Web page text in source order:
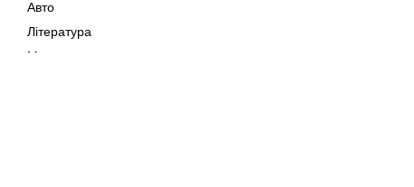
Авто
Література
Музика